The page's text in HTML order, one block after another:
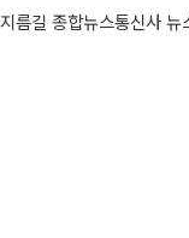
름길 종합뉴스통신사